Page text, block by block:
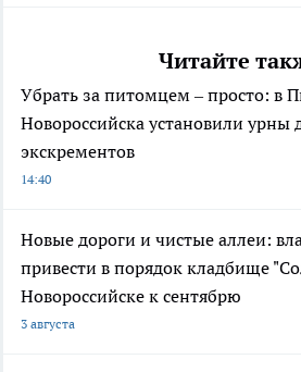
Читайте
Убрать за питомцем – просто: в
Новороссийска установили урны
экскрементов
14:40
Новые дороги и чистые аллеи:
привести в порядок кладбище
Новороссийске к сентябрю
3 августа